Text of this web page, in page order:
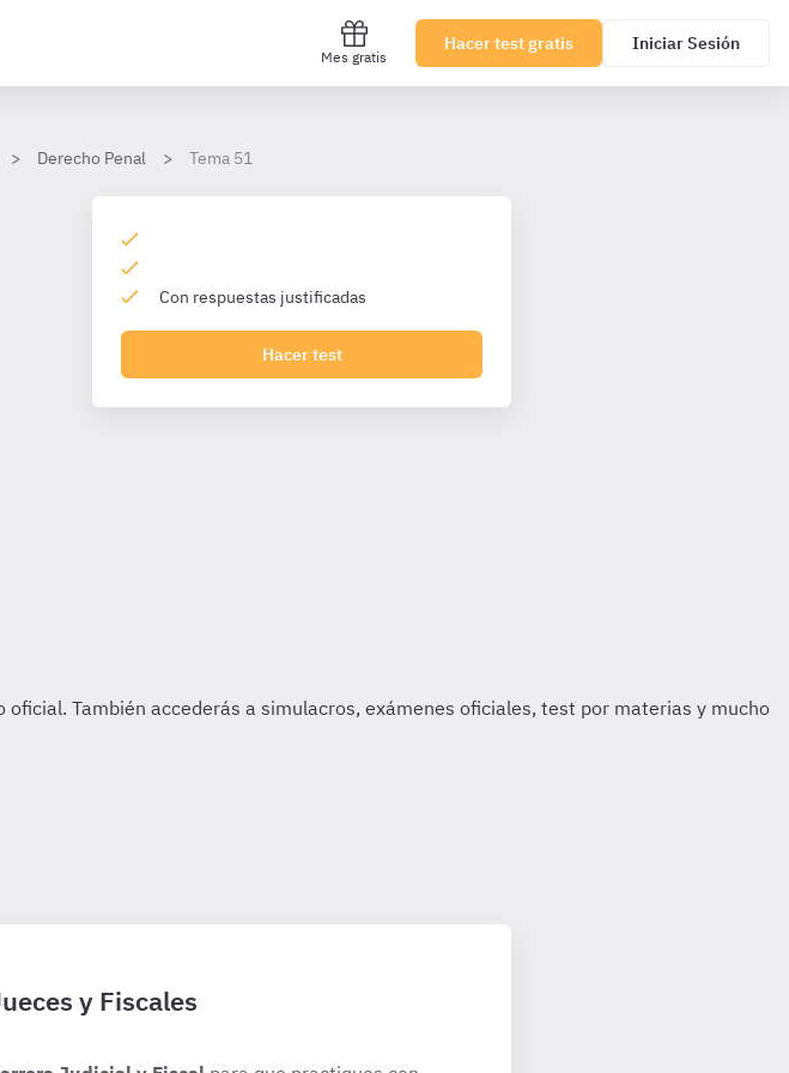
Mes gratis
Hacer test gratis Iniciar Sesión
Derecho Penal Tema 51
Con respuestas justificadas
Hacer test
y Fiscales